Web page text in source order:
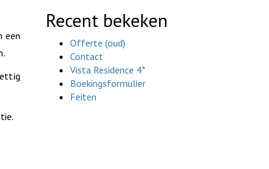
een
Recent bekeken
Offerte (oud)
Contact
Vista Residence 4*
Boekingsformulier
Feiten